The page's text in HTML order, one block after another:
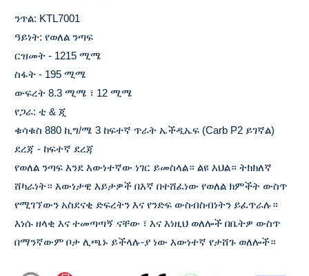
ንጥል: KTL7001
ዓይነት: የወለል ንጣፍ
ርዝመት - 1215 ሚሜ
ስፋት - 195 ሚሜ
ውፍረት 8.3 ሚሜ ፣ 12 ሚሜ
የጋራ: ቲ & ጂ
ቁሳቁስ 880 ኪግ/ሜ 3 ከፍተኛ ጥራት ኤችዲኤፍ (Carb P2 ይገኛል)
ደረጃ - ከፍተኛ ደረጃ
የወለል ንጣፍ እንደ እውነተኛው ነገር ይመስላል። ልዩ እህል። ትክክለኛ
ሸካራነት። እውነታዊ እይታዎች በእኛ በተሸፈነው የወለል ክምችት ውስጥ
የሚገኘውን አስደናቂ ድፍረትን እና የንድፍ ውስብስብነትን ይፈጥራሉ።
እነሱ ዘላቂ እና ተመጣጣኝ ናቸው ፣ እና እነዚህ ወለሎች በቤትዎ ውስጥ
በማንኛውም ቦታ ሊጫኑ ይችላሉ-ያ ነው እውነተኛ የታሸጉ ወለሎች።